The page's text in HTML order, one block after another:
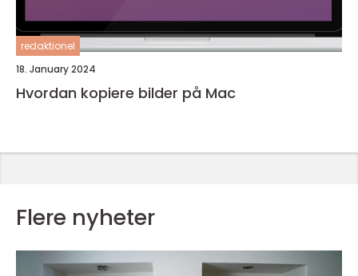
redaktionel
18. January 2024
Hvordan kopiere bilder på Mac
Flere nyheter